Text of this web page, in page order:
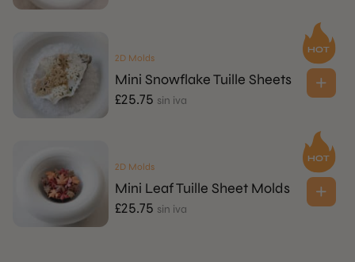
2D Molds
Mini Snowflake Tuille Sheets
£25.75 sin iva
2D Molds
Mini Leaf Tuille Sheet Molds
£25.75 sin iva